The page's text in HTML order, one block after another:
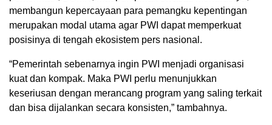
membangun kepercayaan para pemangku kepentingan
merupakan modal utama agar PWI dapat memperkuat
posisinya di tengah ekosistem pers nasional.
“Pemerintah sebenarnya ingin PWI menjadi organisasi
kuat dan kompak. Maka PWI perlu menunjukkan
keseriusan dengan merancang program yang saling terkait
dan bisa dijalankan secara konsisten,” tambahnya.